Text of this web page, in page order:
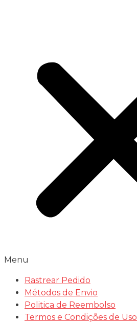
Menu
Rastrear Pedido
Métodos de Envio
Politica de Reembolso
Termos e Condições de Uso